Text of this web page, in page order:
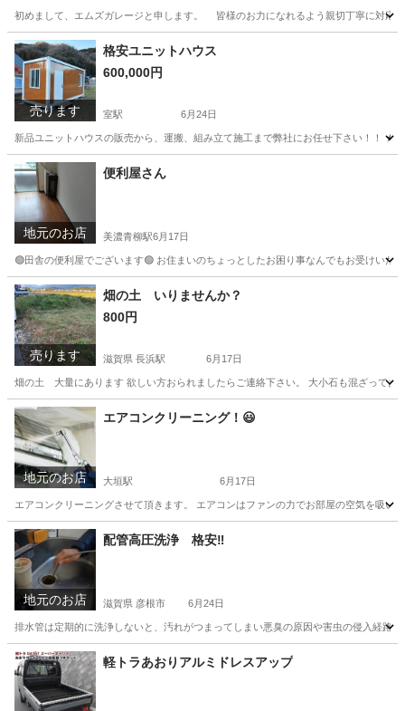
初めまして、エムズガレージと申します。 皆様のお力になれるよう親切丁寧に対
岐阜 岐阜市 草刈り 無料
売ります
格安ユニットハウス
600,000円
室駅 6月24日
新品ユニットハウスの販売から、運搬、組み立て施工まで弊社にお任せ下さい！！ ★
岐阜 大垣市 室駅 その他
地元のお店
便利屋さん
美濃青柳駅6月17日
🟢田舎の便利屋でございます🟢 お住まいのちょっとしたお困り事なんでもお受けい
岐阜 大垣市 美濃青柳駅 便利屋
売ります
畑の土 いりませんか？
800円
滋賀県 長浜駅 6月17日
畑の土 大量にあります 欲しい方おられましたらご連絡下さい。 大小石も混ざって
滋賀 長浜市 その他
地元のお店
エアコンクリーニング！😃
大垣駅 6月17日
エアコンクリーニングさせて頂きます。 エアコンはファンの力でお部屋の空気を吸
岐阜 大垣市 大垣駅 便利屋
地元のお店
配管高圧洗浄 格安‼️
滋賀県 彦根市 6月24日
排水管は定期的に洗浄しないと、汚れがつまってしまい悪臭の原因や害虫の侵入経路
滋賀 彦根市 便利屋 格安
軽トラあおりアルミドレスアップ